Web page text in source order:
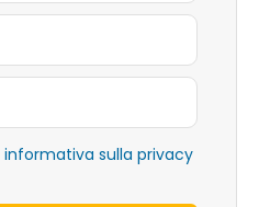
informativa sulla privacy